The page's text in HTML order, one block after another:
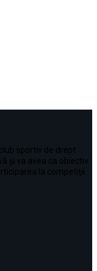
sportiv de drept
și va avea ca obiectiv
la competiţii